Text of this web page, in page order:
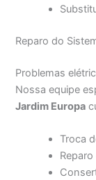
Reparo do
Problemas
Nossa equipe
Jardim Europa
Troca